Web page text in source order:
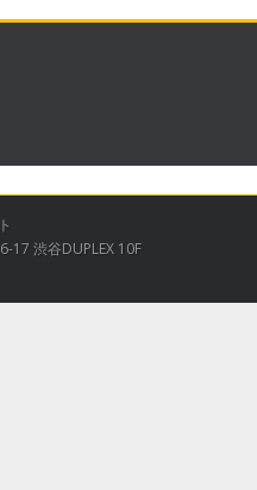
17 渋谷DUPLEX 10F